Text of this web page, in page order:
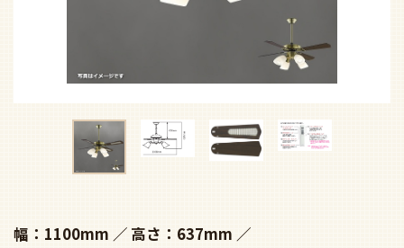
幅：1100mm
高さ：637mm